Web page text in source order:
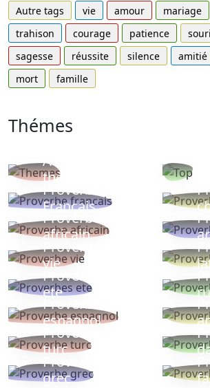
Autre tags vie amour mariage
trahison
courage patience
sagesse
réussite silence amitié
mort
famille
Thémes
Autres
thèmes
Proverbe
Français
Proverbe
africain
Proverbe
vie
Proverbes
ete
Proverbe
espagnol
Proverbe
turc
Proverbe
grec